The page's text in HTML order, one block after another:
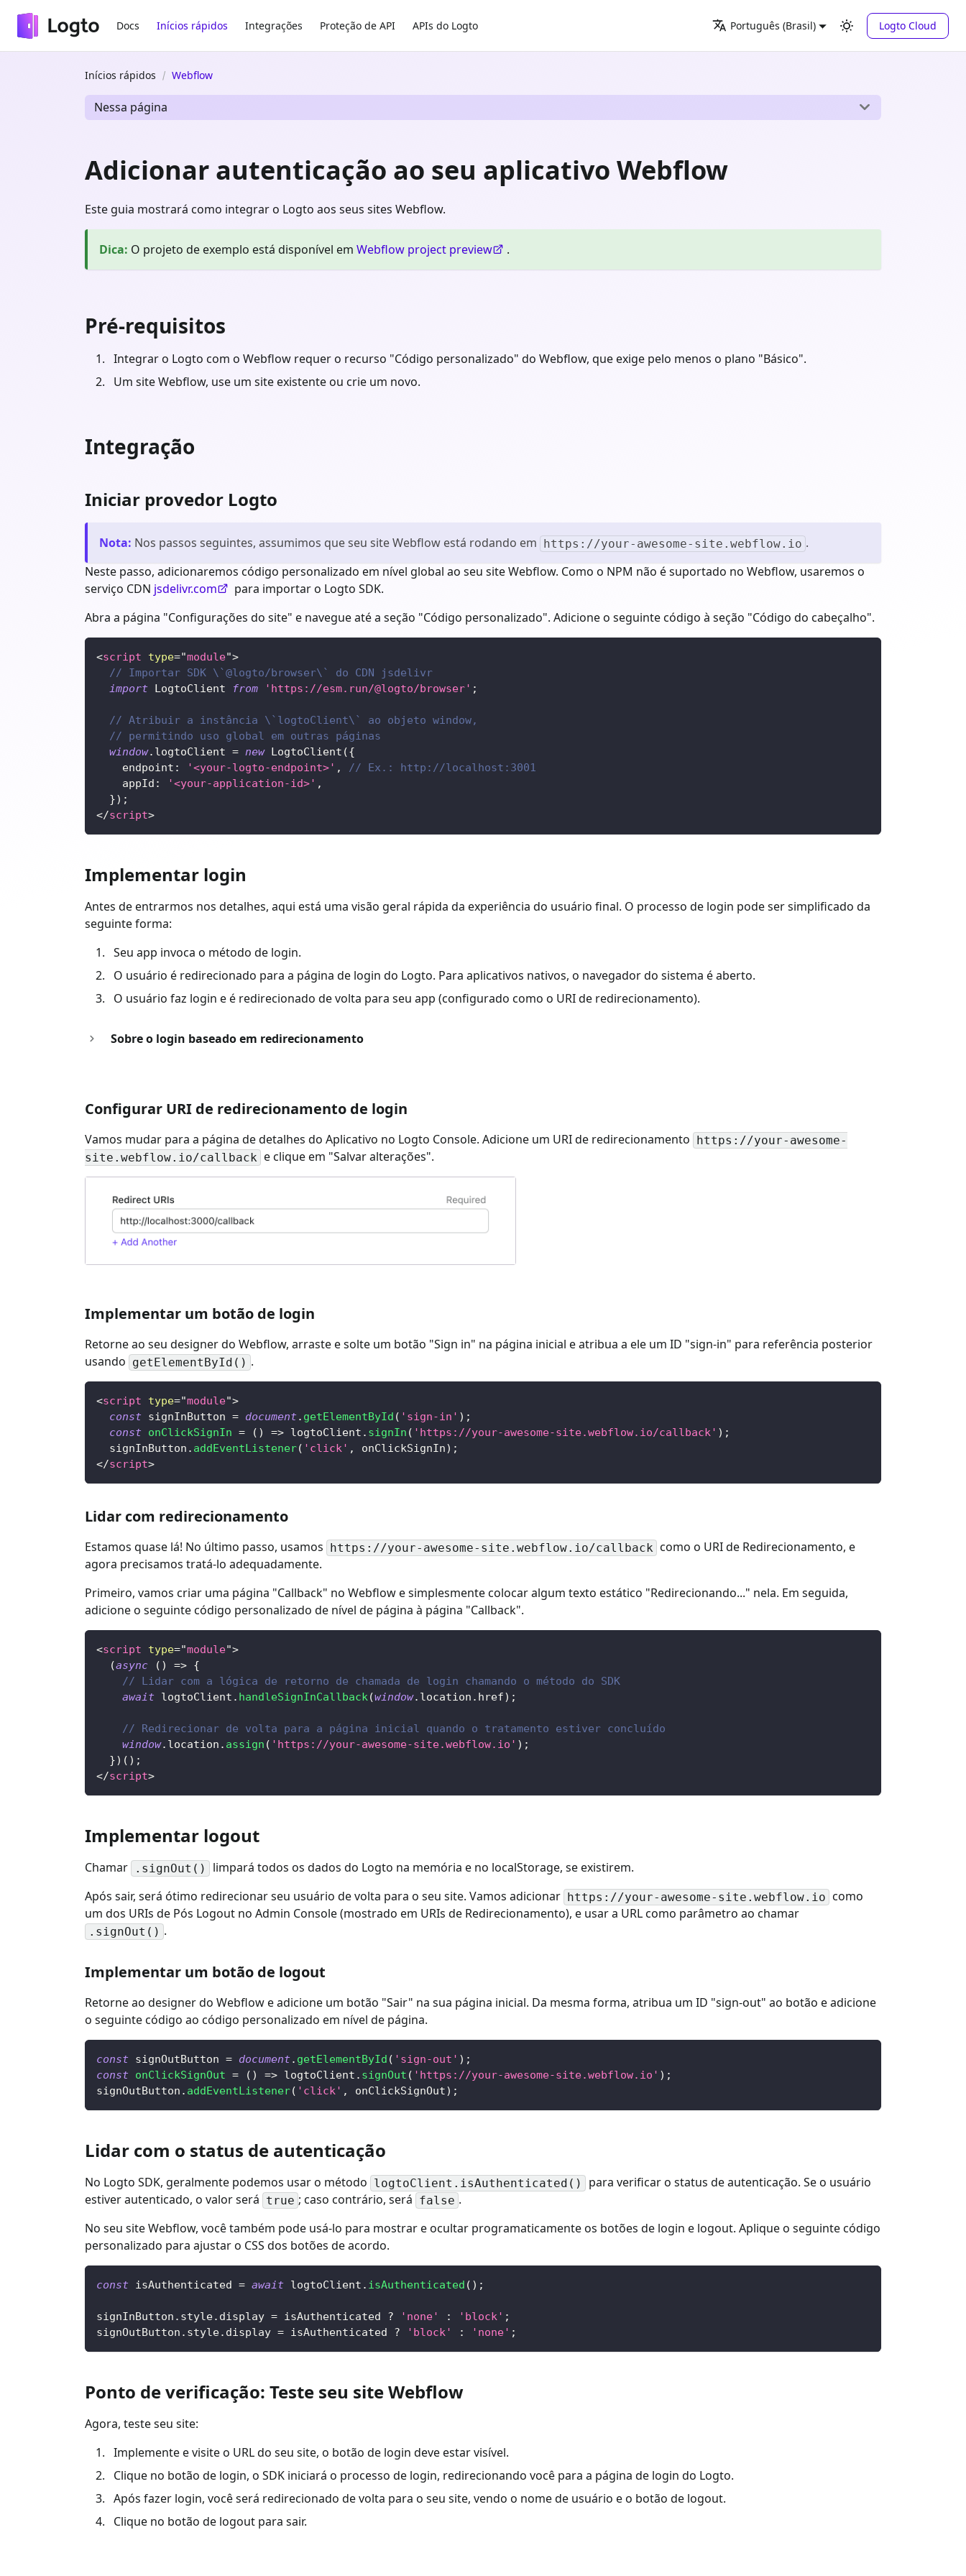
Docs Inícios rápidos Integrações Proteção de API APIs do Logto Português (Brasil) Logto Cloud
Inícios rápidos Webflow
Nessa página
Adicionar autenticação ao seu aplicativo Webflow
Este guia mostrará como integrar o Logto aos seus sites Webflow.
Dica: O projeto de exemplo está disponível em Webflow project preview .
Pré-requisitos
Integrar o Logto com o Webflow requer o recurso "Código personalizado" do Webflow, que exige pelo menos o plano "Básico".
Um site Webflow, use um site existente ou crie um novo.
Integração
Iniciar provedor Logto
Nota: Nos passos seguintes, assumimos que seu site Webflow está rodando em https://your-awesome-site.webflow.io .
Neste passo, adicionaremos código personalizado em nível global ao seu site Webflow. Como o NPM não é suportado no Webflow, usaremos o
serviço CDN jsdelivr.com
para importar o Logto SDK.
Abra a página "Configurações do site" e navegue até a seção "Código personalizado". Adicione o seguinte código à seção "Código do cabeçalho".
<script type="module">
// Importar SDK \`@logto/browser\` do CDN jsdelivr
import LogtoClient from 'https://esm.run/@logto/browser' ;
// Atribuir a instância \`logtoClient\` ao objeto window,
// permitindo uso global em outras páginas
window. logtoClient = new LogtoClient ({
endpoint : '<your-logto-endpoint>' ,
// Ex.: http://localhost:3001
appId : '<your-application-id>' ,
}) ;
</script>
Implementar login
Antes de entrarmos nos detalhes, aqui está uma visão geral rápida da experiência do usuário final. O processo de login pode ser simplificado da
seguinte forma:
Seu app invoca o método de login.
O usuário é redirecionado para a página de login do Logto. Para aplicativos nativos, o navegador do sistema é aberto.
O usuário faz login e é redirecionado de volta para seu app (configurado como o URI de redirecionamento).
Sobre o login baseado em redirecionamento
Configurar URI de redirecionamento de login
Vamos mudar para a página de detalhes do Aplicativo no Logto Console. Adicione um URI de redirecionamento https://your-awesome-
site.webflow.io/callback e clique em "Salvar alterações".
Implementar um botão de login
Retorne ao seu designer do Webflow, arraste e solte um botão "Sign in" na página inicial e atribua a ele um ID "sign-in" para referência posterior
usando getElementById() .
<script type="module">
const signInButton = document. getElementById ( 'sign-in' ) ;
const onClickSignIn = ( ) => logtoClient . signIn ( 'https://your-awesome-site.webflow.io/callback' ) ;
  signInButton
. addEventListener( 'click' , onClickSignIn) ;
</script>
Lidar com redirecionamento
Estamos quase lá! No último passo, usamos https://your-awesome-site.webflow.io/callback como o URI de Redirecionamento, e
agora precisamos tratá-lo adequadamente.
Primeiro, vamos criar uma página "Callback" no Webflow e simplesmente colocar algum texto estático "Redirecionando..." nela. Em seguida,
adicione o seguinte código personalizado de nível de página à página "Callback".
<script type="module">
(async ( ) => {
// Lidar com a lógica de retorno de chamada de login chamando o método do SDK
await logtoClient . handleSignInCallback(window. location . href) ;
// Redirecionar de volta para a página inicial quando o tratamento estiver concluído
window. location . assign ( 'https://your-awesome-site.webflow.io' ) ;
}) ( ) ;
</script>
Implementar logout
Chamar .signOut()
limpará todos os dados do Logto na memória e no localStorage, se existirem.
Após sair, será ótimo redirecionar seu usuário de volta para o seu site. Vamos adicionar https://your-awesome-site.webflow.io como
um dos URIs de Pós Logout no Admin Console (mostrado em URIs de Redirecionamento), e usar a URL como parâmetro ao chamar
.signOut() .
Implementar um botão de logout
Retorne ao designer do Webflow e adicione um botão "Sair" na sua página inicial. Da mesma forma, atribua um ID "sign-out" ao botão e adicione
o seguinte código ao código personalizado em nível de página.
const signOutButton = document. getElementById ( 'sign-out' ) ;
const onClickSignOut = ( ) => logtoClient . signOut ( 'https://your-awesome-site.webflow.io' ) ;
signOutButton . addEventListener( 'click' , onClickSignOut) ;
Lidar com o status de autenticação
No Logto SDK, geralmente podemos usar o método logtoClient.isAuthenticated()
para verificar o status de autenticação. Se o usuário
estiver autenticado, o valor será true ; caso contrário, será false .
No seu site Webflow, você também pode usá-lo para mostrar e ocultar programaticamente os botões de login e logout. Aplique o seguinte código
personalizado para ajustar o CSS dos botões de acordo.
const isAuthenticated = await logtoClient . isAuthenticated ( ) ;
signInButton . style. display = isAuthenticated ? 'none' : 'block' ;
signOutButton . style. display = isAuthenticated ? 'block' : 'none' ;
Ponto de verificação: Teste seu site Webflow
Agora, teste seu site:
Implemente e visite o URL do seu site, o botão de login deve estar visível.
Clique no botão de login, o SDK iniciará o processo de login, redirecionando você para a página de login do Logto.
Após fazer login, você será redirecionado de volta para o seu site, vendo o nome de usuário e o botão de logout.
Clique no botão de logout para sair.